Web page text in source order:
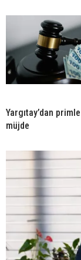
Yargıtay’dan
müjde